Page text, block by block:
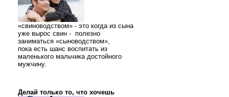
«свиноводством» - это когда из сына
уже вырос свин - полезно
заниматься «сыноводством»,
пока есть шанс воспитать из
маленького мальчика достойного
мужчину.
Делай только то, что хочешь